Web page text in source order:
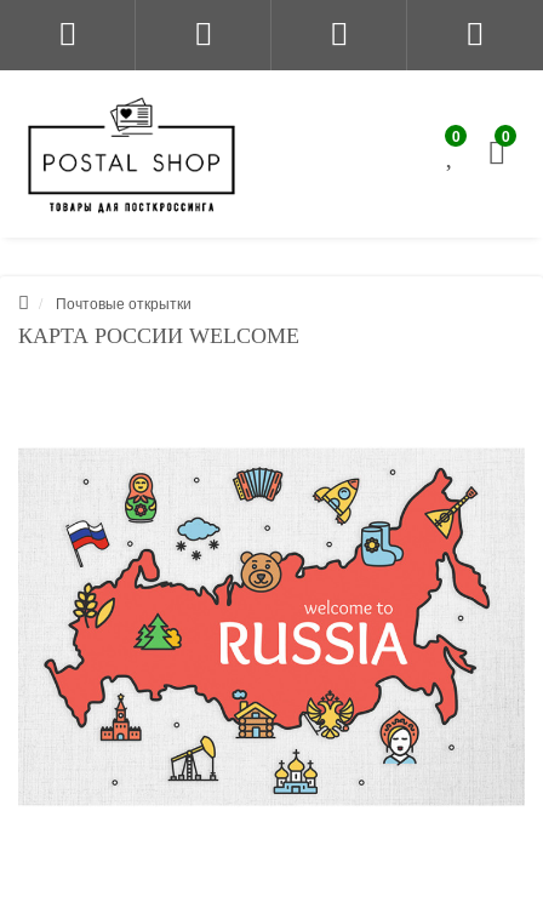
0 0
Почтовые открытки
КАРТА РОССИИ WELCOME